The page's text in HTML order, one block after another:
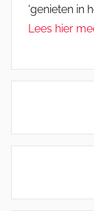
'genieten in
Lees hier